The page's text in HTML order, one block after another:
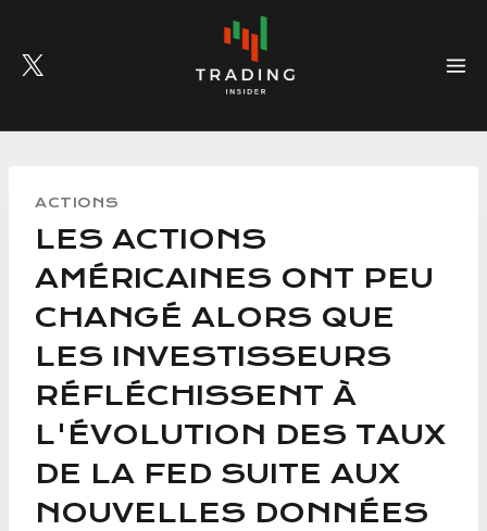
content
ACTIONS
LES ACTIONS
AMÉRICAINES ONT PEU
CHANGÉ ALORS QUE
LES INVESTISSEURS
RÉFLÉCHISSENT À
L'ÉVOLUTION DES TAUX
DE LA FED SUITE AUX
NOUVELLES DONNÉES